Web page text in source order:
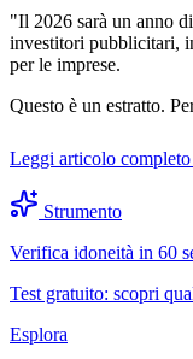
"Il 2026 sarà un anno
investitori pubblicitari,
per le imprese.
Questo è un estratto.
Leggi articolo completo
Strumento
Verifica idoneità in 60
Test gratuito: scopri
Esplora